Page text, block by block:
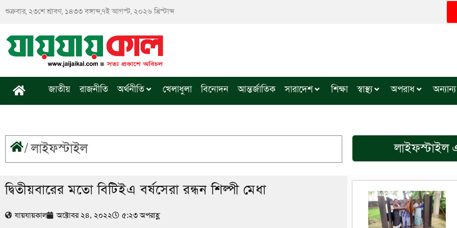
শুক্রবার, ২৩শে শ্রাবণ, ১৪৩৩ বঙ্গাব্দ,৭ই আগস্ট, ২০২৬ খ্রিস্টাব্দ
জাতীয় রাজনীতি অর্থনীতি খেলাধুলা বিনোদন আন্তর্জাতিক সারাদেশ শিক্ষা স্বাস্থ্য অপরাধ অন্যান্য
/লাইফস্টাইল লাইফস্টাইল
দ্বিতীয়বারের মতো বিটিইএ বর্ষসেরা রন্ধন শিল্পী মেধা
যায়যায়কাল অক্টোবর ২৪, ২০২২ ৫:২৩ অপরাহ্ণ